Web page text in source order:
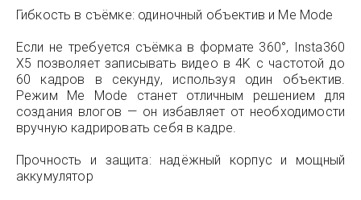
Гибкость в съёмке: одиночный объектив и Me Mode
Если не требуется съёмка в формате 360°, Insta360
X5 позволяет записывать видео в 4K с частотой до
60 кадров в секунду, используя один объектив.
Режим Me Mode станет отличным решением для
создания влогов — он избавляет от необходимости
вручную кадрировать себя в кадре.
Прочность и защита: надёжный корпус и мощный
аккумулятор